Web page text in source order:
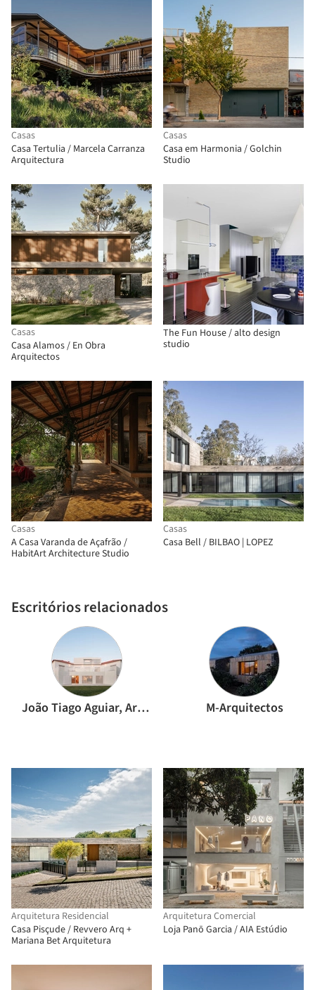
Casas
Casa Tertulia / Marcela Carranza
Arquitectura
Casas
Casa em Harmonia / Golchin
Studio
Casas
Casa Alamos / En Obra
Arquitectos
The Fun House / alto design
studio
Casas
A Casa Varanda de Açafrão /
HabitArt Architecture Studio
Escritórios relacionados
João Tiago Aguiar, Arquitectos M-Arquitectos
Casas
Casa Bell / BILBAO | LOPEZ
Arquitetura Residencial
Casa Pisçude / Revvero Arq +
Mariana Bet Arquitetura
Arquitetura Comercial
Loja Panō Garcia / AIA Estúdio